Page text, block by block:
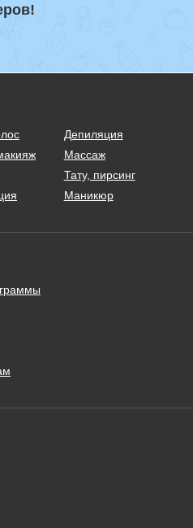
Депиляция
Массаж
Тату, пирсинг
Маникюр